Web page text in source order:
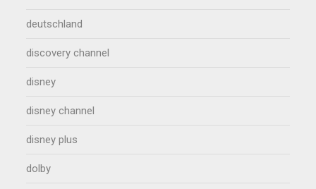
deutschland
discovery channel
disney
disney channel
disney plus
dolby